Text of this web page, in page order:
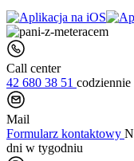
Call center
42 680 38 51 codziennie
Mail
Formularz kontaktowy
dni w tygodniu